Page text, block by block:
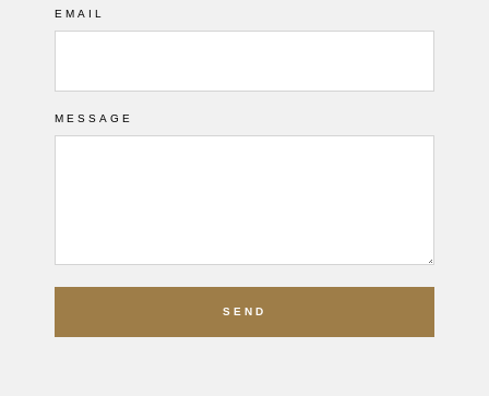
EMAIL
MESSAGE
SEND